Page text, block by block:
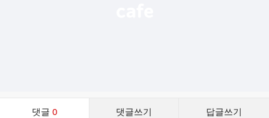
댓글 0 댓글쓰기 답글쓰기